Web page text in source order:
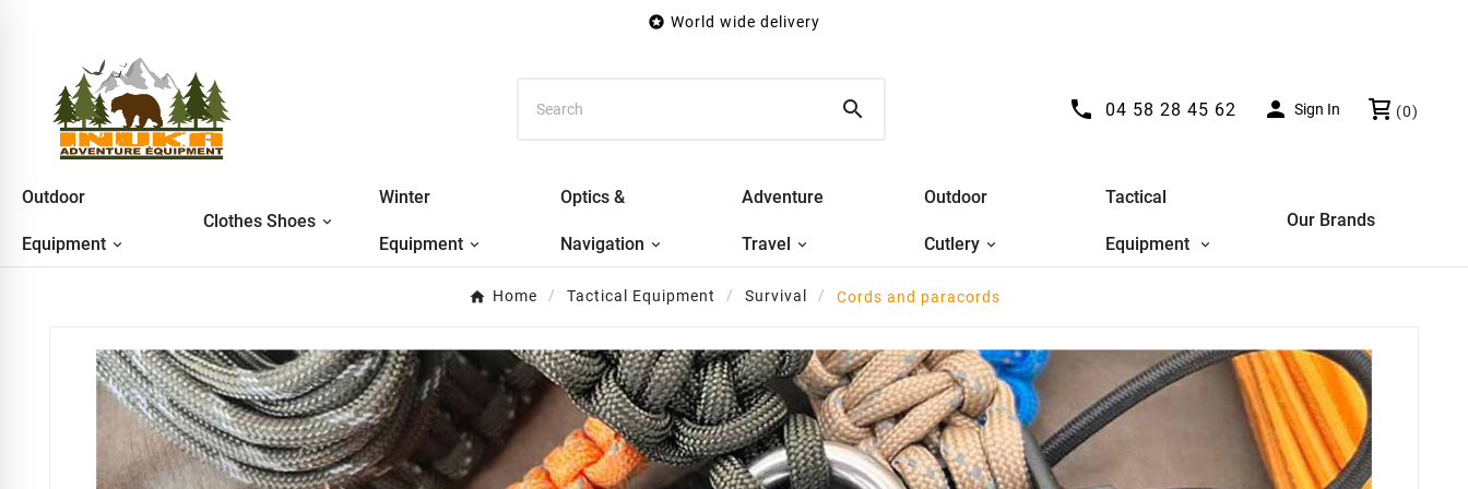
 World wide delivery
  04 58 28 45 62  Sign In (0)
Outdoor
Equipment
Clothes Shoes
Winter
Equipment
Optics &
Navigation
Adventure
Travel
Outdoor
Cutlery
Tactical
Equipment
Our Brands
Home Tactical Equipment Survival Cords and paracords